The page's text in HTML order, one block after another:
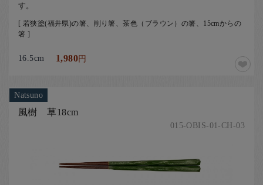
す。
[ 若狭塗(福井県)の箸、削り箸、茶色（ブラウン）の箸、15cmからの
箸 ]
16.5cm 1,980円
Natsuno
風樹 草18cm
015-OBIS-01-CH-03